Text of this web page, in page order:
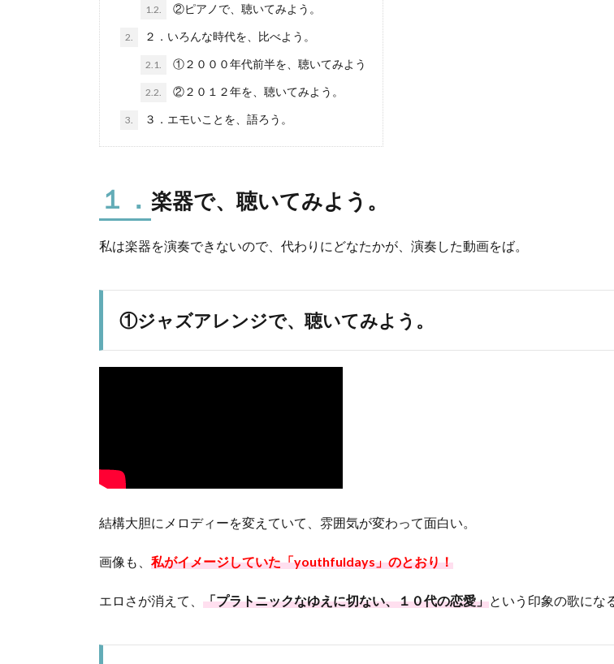
1.2. ②ピアノで、聴いてみよう。
2. ２．いろんな時代を、比べよう。
2.1. ①２０００年代前半を、聴いてみよう
2.2. ②２０１２年を、聴いてみよう。
3. ３．エモいことを、語ろう。
１． 楽器で、聴いてみよう。
私は楽器を演奏できないので、代わりにどなたかが、演奏した動画をば。
①ジャズアレンジで、聴いてみよう。
結構大胆にメロディーを変えていて、雰囲気が変わって面白い。
画像も、 私がイメージしていた「youthfuldays」のとおり！
エロさが消えて、 「プラトニックなゆえに切ない、１０代の恋愛」という印象の歌にな